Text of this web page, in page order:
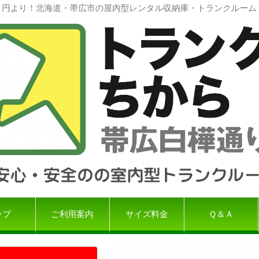
円より！北海道・帯広市の屋内型レンタル収納庫・トランクルー
プ ご利用案内 サイズ料金 Ｑ＆Ａ